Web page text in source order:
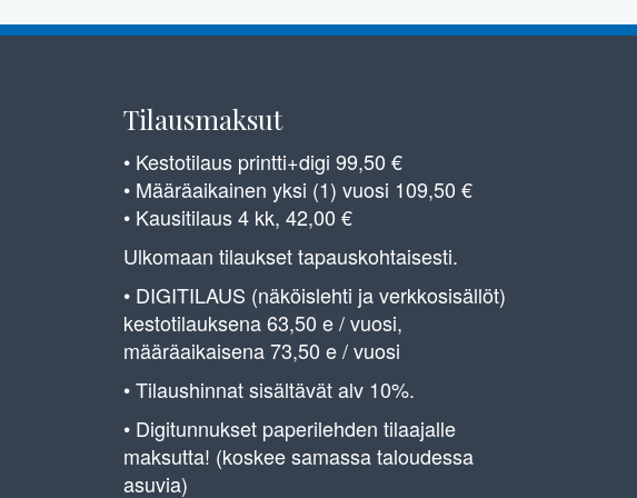
Tilausmaksut
• Kestotilaus printti+digi 99,50 €
• Määräaikainen yksi (1) vuosi 109,50 €
• Kausitilaus 4 kk, 42,00 €
Ulkomaan tilaukset tapauskohtaisesti.
• DIGITILAUS (näköislehti ja verkkosisällöt)
kestotilauksena 63,50 e / vuosi,
määräaikaisena 73,50 e / vuosi
• Tilaushinnat sisältävät alv 10%.
• Digitunnukset paperilehden tilaajalle
maksutta! (koskee samassa taloudessa
asuvia)